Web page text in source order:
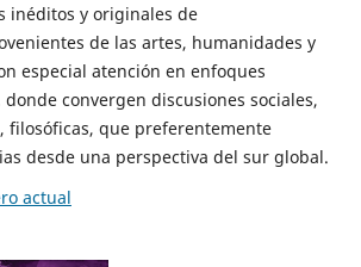
inéditos y originales de
de las artes, humanidades y
especial atención en enfoques
convergen discusiones sociales,
filosóficas, que preferentemente
desde una perspectiva del sur global.
actual